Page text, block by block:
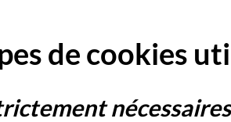
de cookies